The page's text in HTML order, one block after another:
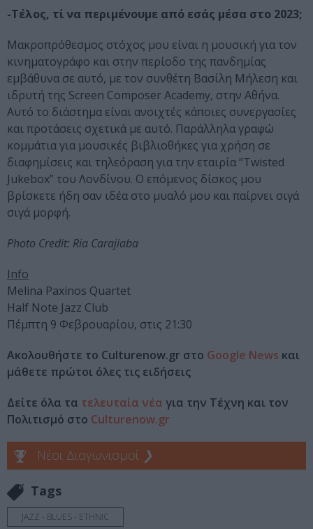
-Τέλος, τί να περιμένουμε από εσάς μέσα στο 2023;
Μακροπρόθεσμος στόχος μου είναι η μουσική για τον
κινηματογράφο και στην περίοδο της πανδημίας
εμβάθυνα σε αυτό, με τον συνθέτη Βασίλη Μήλεση και
ιδρυτή της Screen Composer Academy, στην Αθήνα.
Αυτό το διάστημα είναι ανοιχτές κάποιες συνεργασίες
και προτάσεις σχετικά με αυτό. Παράλληλα γραφώ
κομμάτια για μουσικές βιβλιοθήκες για χρήση σε
διαφημίσεις και τηλεόραση για την εταιρία “Twisted
Jukebox” του Λονδίνου. Ο επόμενος δίσκος μου
βρίσκετε ήδη σαν ιδέα στο μυαλό μου και παίρνει σιγά
σιγά μορφή.
Photo Credit: Ria Carajiaba
Info
Melina Paxinos Quartet
Half Note Jazz Club
Πέμπτη 9 Φεβρουαρίου, στις 21:30
Ακολουθήστε το Culturenow.gr στο Google News και
μάθετε πρώτοι όλες τις ειδήσεις
Δείτε όλα τα τελευταία νέα για την Τέχνη και τον
Πολιτισμό στο Culturenow.gr
Νέοι Διαγωνισμοί ❯
Tags
JAZZ - BLUES - ETHNIC